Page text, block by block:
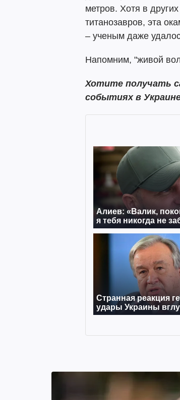
метров. Хотя в
титанозавров, эта
– ученым даже
Напомним, "живой
Хотите получать
событиях в